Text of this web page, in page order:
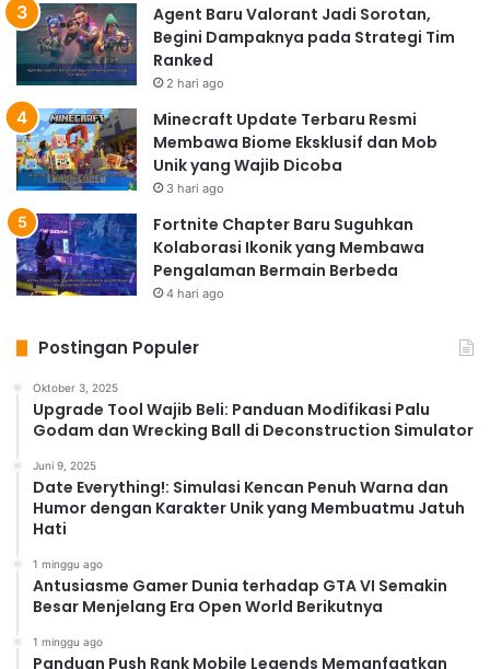
kualitas grafik yang semakin meningkat.Game–game
ini akan menawarkan pengalaman bermain yang
intens dan realistis, dengan detail lingkungan yang luar
biasa dan efek visual yang memukau. Perkembangan
teknologi akan memungkinkan implementasi
tracingdan HDR untuk menciptakan visual yang lebih
realistis.Gameplayyang halus dan responsif akan
semakin meningkatkan pengalaman bermain. Kita bisa
mengharapkan kontrol yang lebih presisi dan efek
suara yang lebih imersif.
Faktor yang Mempengaruhi
Grafik Ultra HD di Mobile
Ultra HDsangat bergantung pada beberapa faktor
penting. Pertama, spesifikasi hardware smartphoneitu
yang canggih sangat penting untuk menjalankangame
dengan kualitas grafis tinggi. Kedua, optimasi game
oleh pengembang. Pengembang harus mampu
mengoptimalkan
dengan lancar di berbagai perangkatmobiletanpa
mengorbankan kualitas grafis. Ketiga, resolusi
layarsmartphone
. Layar dengan resolusi yang lebih
Agent Baru Valorant Jadi Sorotan,
Begini Dampaknya pada Strategi Tim
Ranked
2 hari ago
Minecraft Update Terbaru Resmi
Membawa Biome Eksklusif dan Mob
Unik yang Wajib Dicoba
3 hari ago
Fortnite Chapter Baru Suguhkan
Kolaborasi Ikonik yang Membawa
Pengalaman Bermain Berbeda
4 hari ago
Postingan Populer
Oktober 3, 2025
Upgrade Tool Wajib Beli: Panduan Modifikasi Palu
Godam dan Wrecking Ball di Deconstruction Simulator
Juni 9, 2025
Date Everything!: Simulasi Kencan Penuh Warna dan
Humor dengan Karakter Unik yang Membuatmu Jatuh
Hati
1 minggu ago
Antusiasme Gamer Dunia terhadap GTA VI Semakin
Besar Menjelang Era Open World Berikutnya
1 minggu ago
Panduan Push Rank Mobile Legends Memanfaatkan